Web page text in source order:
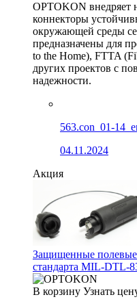
OPTOKON
коннекторы
окружающей среды
предназначены для
to the Home), FTTA
других проектов с
надежности.
563.con_01-
04.11.2024
Акция
Защищенные
стандарта MIL-DTL-
В корзину Узнать